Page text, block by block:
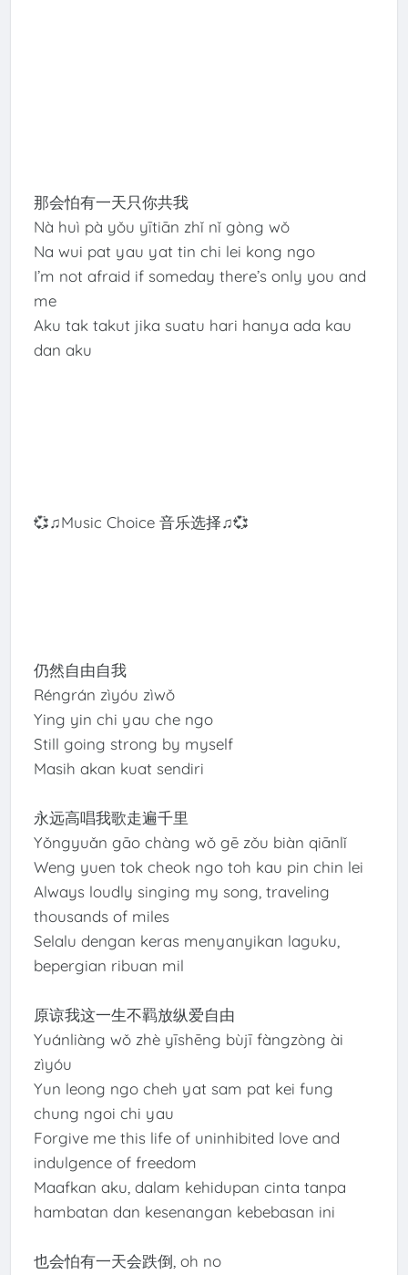
那会怕有一天只你共我
Nà huì pà yǒu yītiān zhǐ nǐ gòng wǒ
Na wui pat yau yat tin chi lei kong ngo
I’m not afraid if someday there’s only you and
me
Aku tak takut jika suatu hari hanya ada kau
dan aku
💞♫Music Choice 音乐选择♫💞
仍然自由自我
Réngrán zìyóu zìwǒ
Ying yin chi yau che ngo
Still going strong by myself
Masih akan kuat sendiri
永远高唱我歌走遍千里
Yǒngyuǎn gāo chàng wǒ gē zǒu biàn qiānlǐ
Weng yuen tok cheok ngo toh kau pin chin lei
Always loudly singing my song, traveling
thousands of miles
Selalu dengan keras menyanyikan laguku,
bepergian ribuan mil
原谅我这一生不羁放纵爱自由
Yuánliàng wǒ zhè yīshēng bùjī fàngzòng ài
zìyóu
Yun leong ngo cheh yat sam pat kei fung
chung ngoi chi yau
Forgive me this life of uninhibited love and
indulgence of freedom
Maafkan aku, dalam kehidupan cinta tanpa
hambatan dan kesenangan kebebasan ini
也会怕有一天会跌倒, oh no